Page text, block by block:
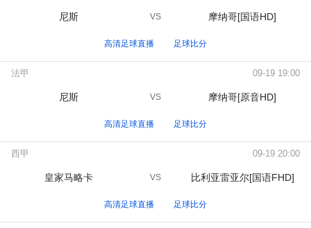
尼斯 VS 摩纳哥[国语HD]
高清足球直播 足球比分
法甲 09-19 19:00
尼斯 VS 摩纳哥[原音HD]
高清足球直播 足球比分
西甲 09-19 20:00
皇家马略卡 VS 比利亚雷亚尔[国语FHD]
高清足球直播 足球比分